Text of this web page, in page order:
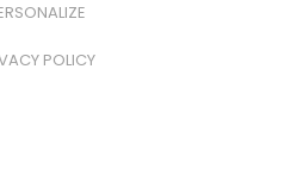
POLICY